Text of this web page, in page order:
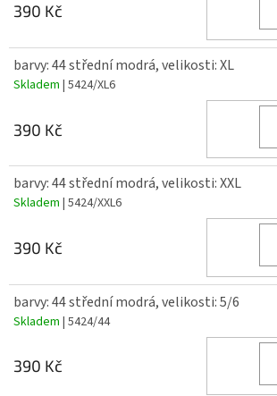
390 Kč
barvy: 44 střední modrá, velikosti: XL
Skladem | 5424/XL6
390 Kč
barvy: 44 střední modrá, velikosti: XXL
Skladem | 5424/XXL6
390 Kč
barvy: 44 střední modrá, velikosti: 5/6
Skladem | 5424/44
390 Kč